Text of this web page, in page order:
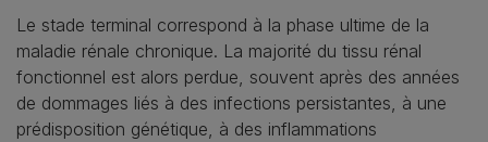
Le stade terminal correspond à la phase ultime de la
maladie rénale chronique. La majorité du tissu rénal
fonctionnel est alors perdue, souvent après des années
de dommages liés à des infections persistantes, à une
prédisposition génétique, à des inflammations